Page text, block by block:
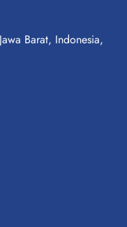
Barat, Indonesia,